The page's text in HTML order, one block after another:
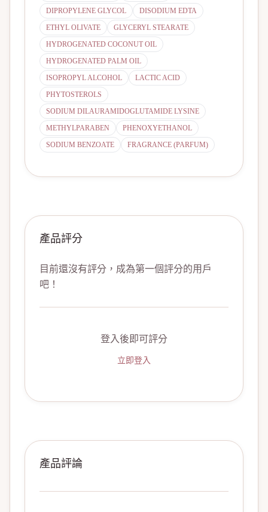
DIPROPYLENE GLYCOL
DISODIUM EDTA
ETHYL OLIVATE
GLYCERYL STEARATE
HYDROGENATED COCONUT OIL
HYDROGENATED PALM OIL
ISOPROPYL ALCOHOL
LACTIC ACID
PHYTOSTEROLS
SODIUM DILAURAMIDOGLUTAMIDE LYSINE
METHYLPARABEN
PHENOXYETHANOL
SODIUM BENZOATE
FRAGRANCE (PARFUM)
產品評分
目前還沒有評分，成為第一個評分的用戶
吧！
登入後即可評分
立即登入
產品評論